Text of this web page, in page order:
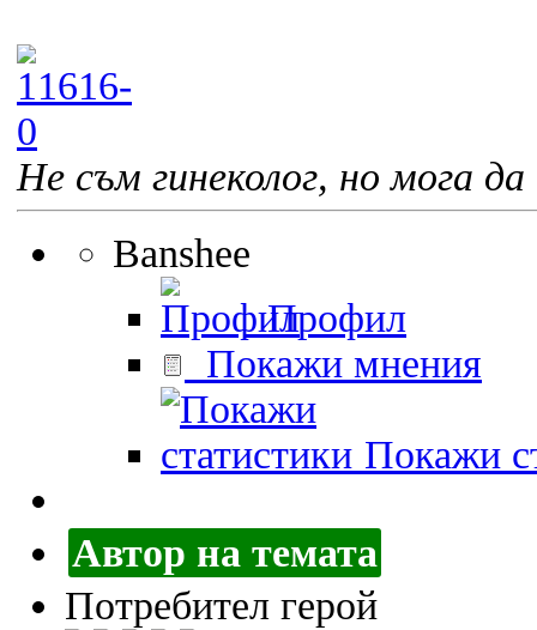
Не съм гинеколог, но мога да
Banshee
Профил
Покажи мнения
Покажи
Автор на темата
Потребител герой